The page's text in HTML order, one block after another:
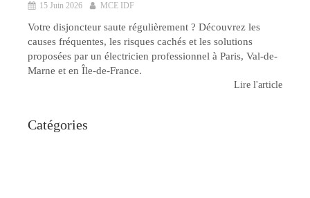
15 Juin 2026 MCE IDF
Votre disjoncteur saute régulièrement ? Découvrez les
causes fréquentes, les risques cachés et les solutions
proposées par un électricien professionnel à Paris, Val-de-
Marne et en Île-de-France.
Lire l'article
Catégories